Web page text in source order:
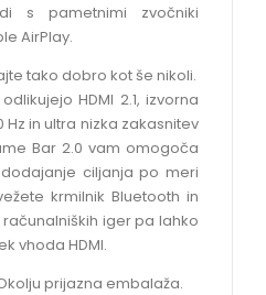
s pametnimi zvočniki
AirPlay.
tako dobro kot še nikoli.
HDMI 2.1, izvorna
Hz in ultra nizka zakasnitev
Bar 2.0 vam omogoča
ciljanja po meri
krmilnik Bluetooth in
iger pa lahko
vhoda HDMI.
prijazna embalaža.